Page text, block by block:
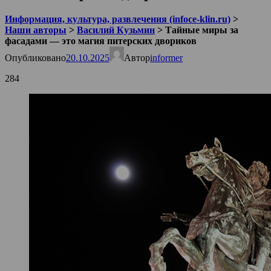
Информация, культура, развлечения (infoce-klin.ru) >
Наши авторы > Василий Кузьмин > Тайные миры за
фасадами — это магия питерских двориков
Опубликовано20.10.2025 Авторinformer
284